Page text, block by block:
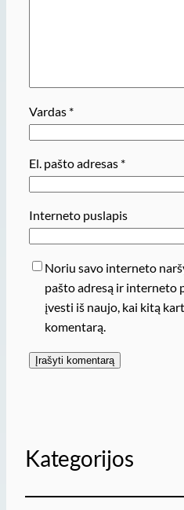
Vardas *
El. pašto adresas *
Interneto puslapis
Noriu savo interneto
pašto adresą ir interneto
įvesti iš naujo, kai kitą
komentarą.
Kategorijos